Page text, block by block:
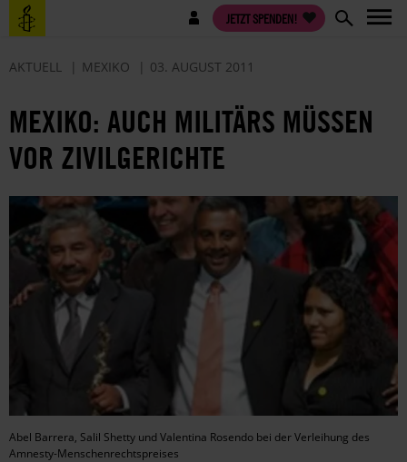
Direkt
zum
Benutzermenü JETZT SPENDEN!
AKTUELL MEXIKO 03. AUGUST 2011
MEXIKO: AUCH MILITÄRS MÜSSEN
VOR ZIVILGERICHTE
Abel Barrera, Salil Shetty und Valentina Rosendo bei der Verleihung des
Amnesty-Menschenrechtspreises